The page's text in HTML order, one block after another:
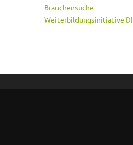
Branchensuche
Weiterbildungsinitiative DI